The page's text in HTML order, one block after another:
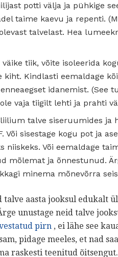
potti välja ja pühkige
taime kaevu ja repenti.
talvelast. Hea
väike tiik, võite isoleerida
kiht. Kindlasti eemaldage
idanemist. (See
vaja tiigilt lehti ja prahti
talve siseruumides ja
Või sisestage kogu pot ja
niiskeks. Või eemaldage
mõlemat ja õnnestunud.
minema mõnevõrra
talve aasta jooksul edukalt
unustage neid talve
pirn , ei lähe see
pidage meeles, et nad
raskesti teenitud õitsengut.